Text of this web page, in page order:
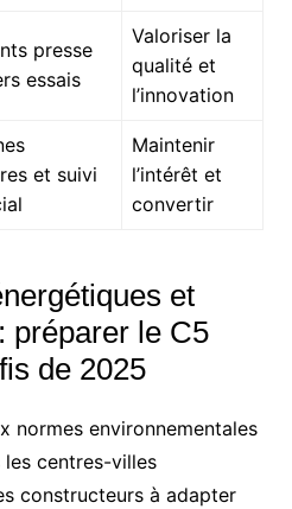
presse
essais
Valoriser la
qualité et
l’innovation
et suivi
Maintenir
l’intérêt et
convertir
et
préparer le C5
de 2025
normes environnementales
centres-villes
constructeurs à adapter